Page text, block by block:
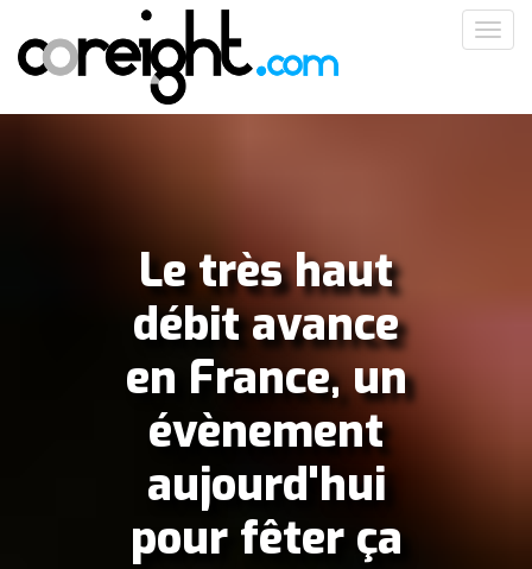
contenu
principal
Le très haut
débit avance
en France, un
évènement
aujourd'hui
pour fêter ça